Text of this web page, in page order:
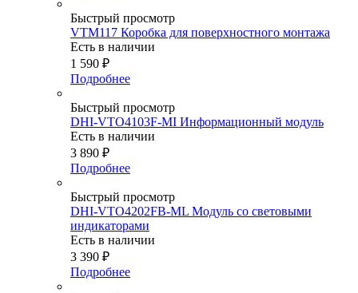
Быстрый просмотр
VTM117 Коробка для поверхностного монтажа
Есть в наличии
1 590 ₽
Подробнее
Быстрый просмотр
DHI-VTO4103F-MI Информационный модуль
Есть в наличии
3 890 ₽
Подробнее
Быстрый просмотр
DHI-VTO4202FB-ML Модуль со световыми
индикаторами
Есть в наличии
3 390 ₽
Подробнее